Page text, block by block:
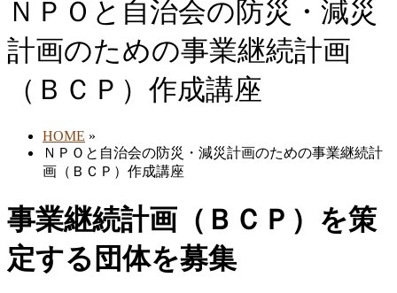
ＮＰＯと自治会の防災・減災
計画のための事業継続計画
（ＢＣＰ）作成講座
HOME »
ＮＰＯと自治会の防災・減災計画のための事業継続計
画（ＢＣＰ）作成講座
事業継続計画（ＢＣＰ）を策
定する団体を募集